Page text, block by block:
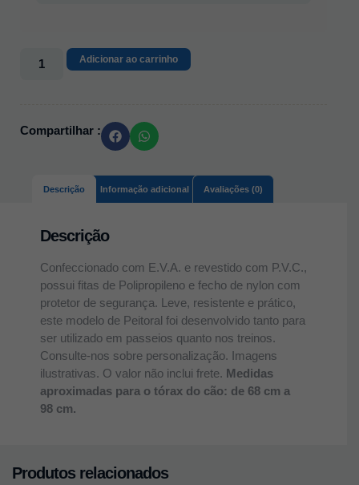
Adicionar ao carrinho
Compartilhar :
Descrição Informação adicional Avaliações (0)
Descrição
Confeccionado com E.V.A. e revestido com P.V.C.,
possui fitas de Polipropileno e fecho de nylon com
protetor de segurança. Leve, resistente e prático,
este modelo de Peitoral foi desenvolvido tanto para
ser utilizado em passeios quanto nos treinos.
Consulte-nos sobre personalização. Imagens
ilustrativas. O valor não inclui frete. Medidas
aproximadas para o tórax do cão: de 68 cm a
98 cm.
Produtos relacionados